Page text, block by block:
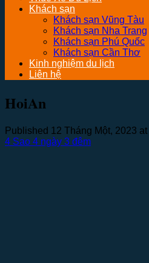
Khách sạn
Khách sạn Vũng Tàu
Khách sạn Nha Trang
Khách sạn Phú Quốc
Khách sạn Cần Thơ
Kinh nghiệm du lịch
Liên hệ
HoiAn
Published 12 Tháng Một, 2023 at
4 Sao 4 ngày 3 đêm